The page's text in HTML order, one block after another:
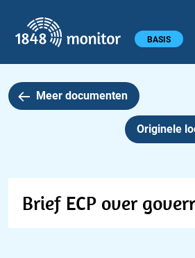
Hoofdmenu BASIS
Meer documenten
Originele
Brief ECP over